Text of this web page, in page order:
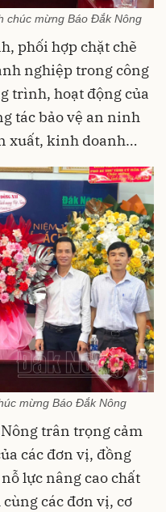
chúc mừng Báo Đắk Nông
phối hợp chặt chẽ
nghiệp trong công
trình, hoạt động của
tác bảo vệ an ninh
xuất, kinh doanh…
mừng Báo Đắk Nông
trân trọng cảm
các đơn vị, đồng
lực nâng cao chất
các đơn vị, cơ